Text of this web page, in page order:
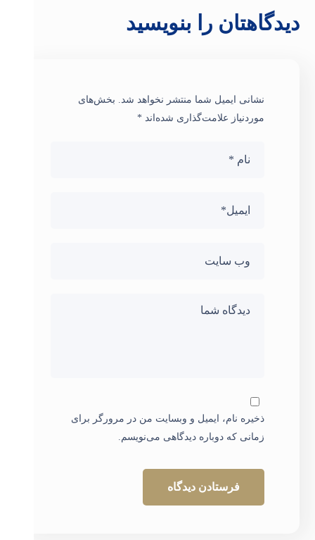
دیدگاهتان را بنویسید
نشانی ایمیل شما منتشر نخواهد شد. بخش‌های
موردنیاز علامت‌گذاری شده‌اند*
ذخیره نام، ایمیل و وبسایت من در مرورگر برای
زمانی که دوباره دیدگاهی می‌نویسم.